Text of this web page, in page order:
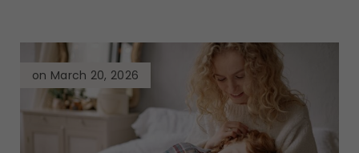
on March 20, 2026